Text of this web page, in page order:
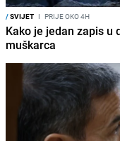
/SVIJET I PRIJE OKO 4H
Kako je jedan zapis u
muškarca